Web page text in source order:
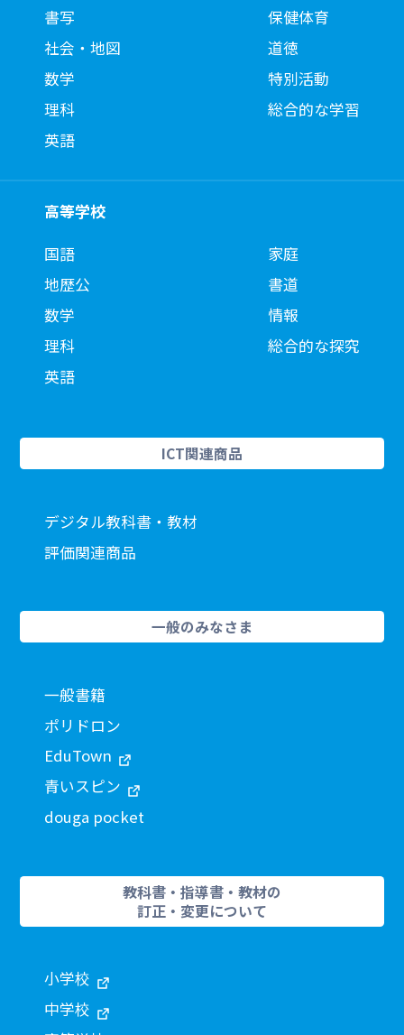
書写
社会・地図
数学
理科
英語
保健体育
道徳
特別活動
総合的な学習
高等学校
国語
地歴公
数学
理科
英語
家庭
書道
情報
総合的な探究
ICT関連商品
デジタル教科書・教材
評価関連商品
一般のみなさま
一般書籍
ポリドロン
EduTown
青いスピン
douga pocket
教科書・指導書・教材の
訂正・変更について
小学校
中学校